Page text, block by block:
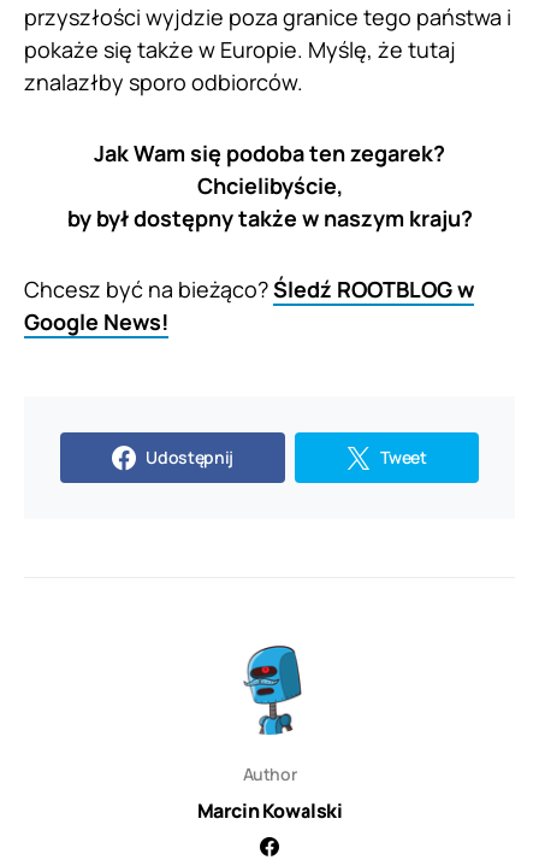
przyszłości wyjdzie poza granice tego państwa i
pokaże się także w Europie. Myślę, że tutaj
znalazłby sporo odbiorców.
Jak Wam się podoba ten zegarek?
Chcielibyście,
by był dostępny także w naszym kraju?
Chcesz być na bieżąco?Śledź ROOTBLOG w
Google News!
Udostępnij Tweet
Author
Marcin Kowalski